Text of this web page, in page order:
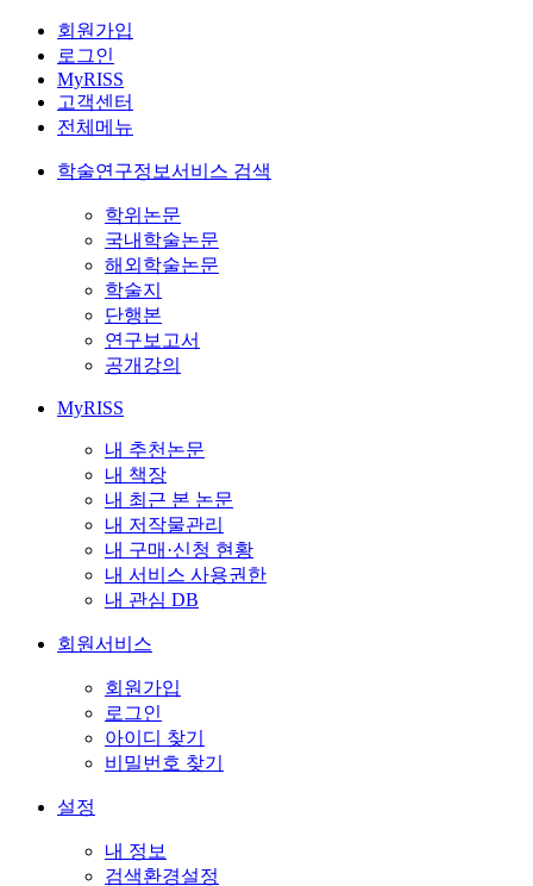
회원가입
로그인
MyRISS
고객센터
전체메뉴
학술연구정보서비스 검색
학위논문
국내학술논문
해외학술논문
학술지
단행본
연구보고서
공개강의
MyRISS
내 추천논문
내 책장
내 최근 본 논문
내 저작물관리
내 구매·신청 현황
내 서비스 사용권한
내 관심 DB
회원서비스
회원가입
로그인
아이디 찾기
비밀번호 찾기
설정
내 정보
검색환경설정